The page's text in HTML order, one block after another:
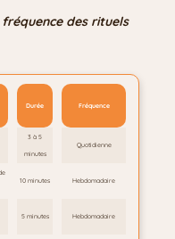
des rituels
Durée Fréquence
3 à 5
minutes
Quotidienne
10 minutes Hebdomadaire
5 minutes Hebdomadaire